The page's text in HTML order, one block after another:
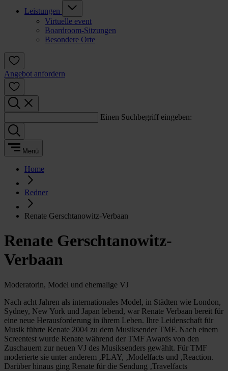
Leistungen
Virtuelle event
Boardroom-Sitzungen
Besondere Orte
Angebot anfordern
Einen Suchbegriff eingeben:
Menü
Home
Redner
Renate Gerschtanowitz-Verbaan
Renate Gerschtanowitz-
Verbaan
Moderatorin, Model und ehemalige VJ
Nach acht Jahren als internationales Model, in Städten wie London,
Sydney, New York und Japan lebend, war Renate Verbaan bereit für
eine neue Herausforderung in ihrem Leben. Ihre Leidenschaft für
Musik führte Renate 2004 zu dem Musiksender TMF. Nach einem
Screentest wurde Renate während der TMF Awards von den
Zuschauern zur neuen VJ des Musiksenders gewählt. Für TMF
moderierte sie unter anderem ‚PLAY, ‚Modelfacts und ‚Reaction.
Darüber hinaus ging Renate für die Sendung ‚Travelfacts